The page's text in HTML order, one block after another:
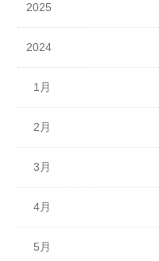
1月
2月
3月
4月
5月
7月
2025
1月
3月
4月
5月
6月
7月
2024
1月
2月
3月
4月
5月